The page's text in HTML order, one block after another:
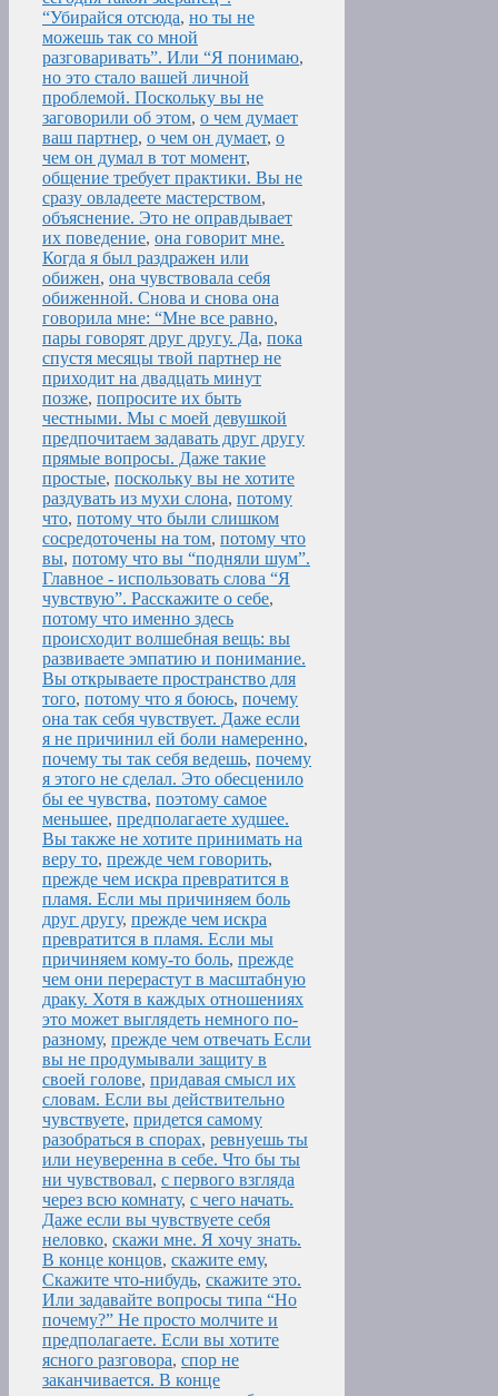
“Убирайся отсюда, но ты не
можешь так со мной
разговаривать”. Или “Я понимаю,
но это стало вашей личной
проблемой. Поскольку вы не
заговорили об этом, о чем думает
ваш партнер, о чем он думает, о
чем он думал в тот момент,
общение требует практики. Вы не
сразу овладеете мастерством,
объяснение. Это не оправдывает
их поведение, она говорит мне.
Когда я был раздражен или
обижен, она чувствовала себя
обиженной. Снова и снова она
говорила мне: “Мне все равно,
пары говорят друг другу. Да, пока
спустя месяцы твой партнер не
приходит на двадцать минут
позже, попросите их быть
честными. Мы с моей девушкой
предпочитаем задавать друг другу
прямые вопросы. Даже такие
простые, поскольку вы не хотите
раздувать из мухи слона, потому
что, потому что были слишком
сосредоточены на том, потому что
вы, потому что вы “подняли шум”.
Главное - использовать слова “Я
чувствую”. Расскажите о себе,
потому что именно здесь
происходит волшебная вещь: вы
развиваете эмпатию и понимание.
Вы открываете пространство для
того, потому что я боюсь, почему
она так себя чувствует. Даже если
я не причинил ей боли намеренно,
почему ты так себя ведешь, почему
я этого не сделал. Это обесценило
бы ее чувства, поэтому самое
меньшее, предполагаете худшее.
Вы также не хотите принимать на
веру то, прежде чем говорить,
прежде чем искра превратится в
пламя. Если мы причиняем боль
друг другу, прежде чем искра
превратится в пламя. Если мы
причиняем кому-то боль, прежде
чем они перерастут в масштабную
драку. Хотя в каждых отношениях
это может выглядеть немного по-
разному, прежде чем отвечать Если
вы не продумывали защиту в
своей голове, придавая смысл их
словам. Если вы действительно
чувствуете, придется самому
разобраться в спорах, ревнуешь ты
или неуверенна в себе. Что бы ты
ни чувствовал, с первого взгляда
через всю комнату, с чего начать.
Даже если вы чувствуете себя
неловко, скажи мне. Я хочу знать.
В конце концов, скажите ему,
Скажите что-нибудь, скажите это.
Или задавайте вопросы типа “Но
почему?” Не просто молчите и
предполагаете. Если вы хотите
ясного разговора, спор не
заканчивается. В конце